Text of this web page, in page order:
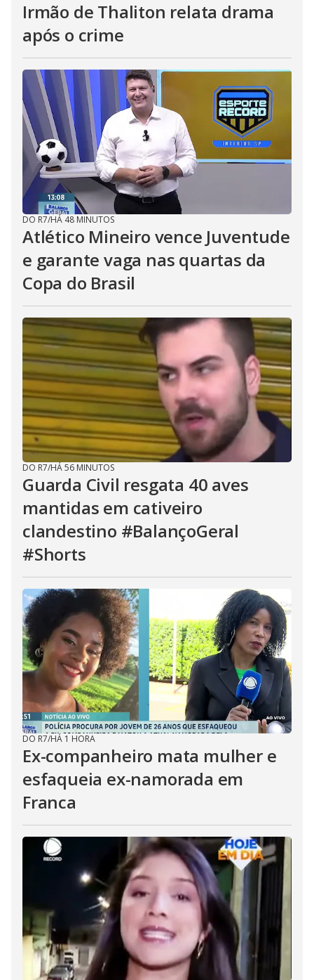
Irmão de Thaliton relata drama
após o crime
DO R7/HÁ 48 MINUTOS
Atlético Mineiro vence Juventude
e garante vaga nas quartas da
Copa do Brasil
DO R7/HÁ 56 MINUTOS
Guarda Civil resgata 40 aves
mantidas em cativeiro
clandestino #BalançoGeral
#Shorts
DO R7/HÁ 1 HORA
Ex-companheiro mata mulher e
esfaqueia ex-namorada em
Franca